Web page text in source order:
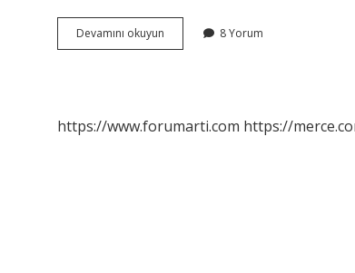
Devamını okuyun Çıngırak
Otu
8 Yorum
https://www.forumarti.com https://